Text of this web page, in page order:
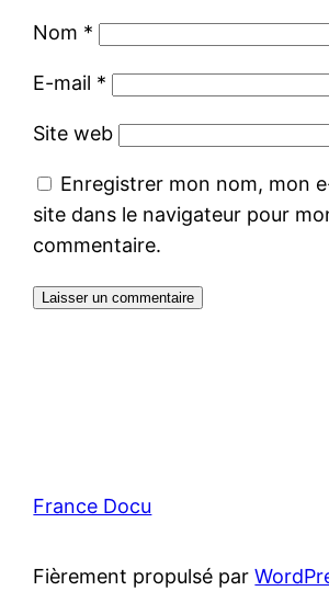
Nom *
E-mail *
Site web
Enregistrer mon nom, mon
site dans le navigateur pour
commentaire.
France Docu
Fièrement propulsé par